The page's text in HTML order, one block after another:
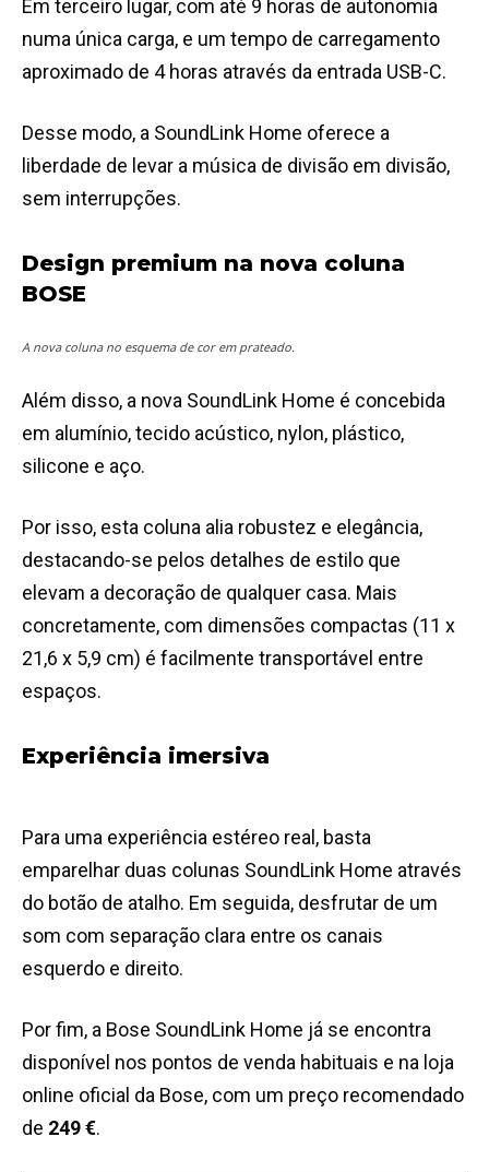
Em terceiro lugar, com até 9 horas de autonomia
numa única carga, e um tempo de carregamento
aproximado de 4 horas através da entrada USB-C.
Desse modo, a SoundLink Home oferece a
liberdade de levar a música de divisão em divisão,
sem interrupções.
Design premium na nova coluna
BOSE
A nova coluna no esquema de cor em prateado.
Além disso, a nova SoundLink Home é concebida
em alumínio, tecido acústico, nylon, plástico,
silicone e aço.
Por isso, esta coluna alia robustez e elegância,
destacando-se pelos detalhes de estilo que
elevam a decoração de qualquer casa. Mais
concretamente, com dimensões compactas (11 x
21,6 x 5,9 cm) é facilmente transportável entre
espaços.
Experiência imersiva
Para uma experiência estéreo real, basta
emparelhar duas colunas SoundLink Home através
do botão de atalho. Em seguida, desfrutar de um
som com separação clara entre os canais
esquerdo e direito.
Por fim, a Bose SoundLink Home já se encontra
disponível nos pontos de venda habituais e na loja
online oficial da Bose, com um preço recomendado
de 249 €.